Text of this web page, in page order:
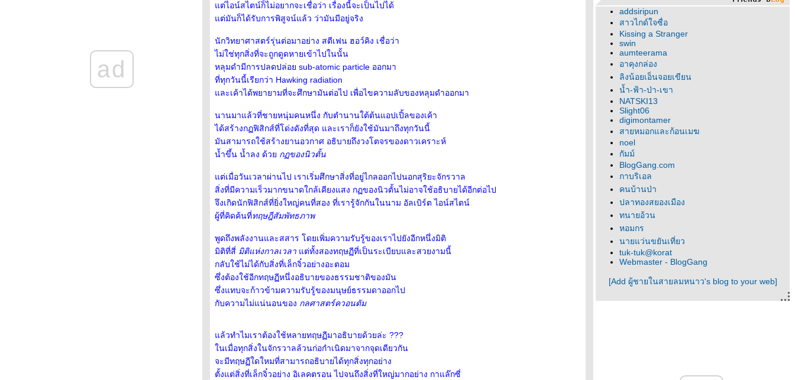
ช่องเย็น : นกปรอดภูเขา
ช่องเย็น : นกหัวขวานจิ๋วท้องลา
ช่องเย็น : นกกระจ้อยคอขาว
ad
ต่ไอน์สไตน์ก็ไม่อยากจะเชื่อว่า เรื่องนี้จะเป็นไปได้
ต่มันก็ได้รับการพิสูจน์แล้ว ว่ามันมีอยู่จริง
นักวิทยาศาสตร์รุ่นต่อมาอย่าง สตีเฟน ฮอว์คิง เชื่อว่า
ไม่ใช่ทุกสิ่งที่จะถูกดูดหายเข้าไปในนั้น
หลุมดำมีการปลดปล่อย sub-atomic particle ออกมา
ที่ทุกวันนี้เรียกว่า Hawking radiation
ละเค้าได้พยายามที่จะศึกษามันต่อไป เพื่อไขความลับของหลุมดำออกมา
นานมาแล้วที่ชายหนุ่มคนหนึ่ง กับตำนานใต้ต้นแอปเปิ้ลของเค้า
ได้สร้างกฏฟิสิกส์ที่โด่งดังที่สุด และเราก็ยังใช้มันมาถึงทุกวันนี้
มันสามารถใช้สร้างยานอวกาศ อธิบายถึงวงโตจรของดาวเคราะห์
น้ำขึ้น น้ำลง ด้ว กฏของนิวตั้น
ต่เมื่อวันเวลาผ่านไป เราเริ่มศึกษาสิ่งที่อยู่ไกลออกไปนอกสุริยะจักรวาล
สิ่งที่มีความเร็วมากขนาดใกล้เคียงแสง กฏของนิวตั้นไม่อาจใช้อธิบายได้อีกต่อไป
จึงเกิดนักฟิสิกส์ที่ยิ่งใหญ่คนที่สอง ที่เรารู้จักกันในนาม อัลเบิร์ต ไอน์สไตน์
ผู้ที่คิดค้นที่ทฤษฎีสัมพัทธภาพ
พูดถึงพลังงานและสสาร โดยเพิ่มความรับรู้ของเราไปยังอีกหนึ่งมิติ
มิติที่สี่ มิติแห่งกาลเวลา ต่ทั้งสองทฤษฏีที่เป็นระเบียบและสวยงามนี้
กลับใช้ไม่ได้กับสิ่งที่เล็กจิ๋วอย่างอะตอม
ซึ่งต้องใช้อีกทฤษฏีหนึ่งอธิบายของธรรมชาติของมัน
ซึ่งแทบจะก้าวข้ามความรับรู้ของมนุษย์ธรรมดาออกไป
กับความไม่แน่นอนของ กลศาสตร์ควอนตัม
ล้วทำไมเราต้องใช้หลายทฤษฏีมาอธิบายด้วยล่ะ ???
นเมื่อทุกสิ่งในจักรวาลล้วนก่อกำเนิดมาจากจุดเดียวกัน
จะมีทฤษฏีใดใหมที่สามารถอธิบายได้ทุกสิ่งทุกอย่าง
ตั้งแต่สิ่งที่เล็กจิ๋วอย่าง อิเลคตรอน ไปจนถึงสิ่งที่ใหญ่มากอย่าง กาแล๊กซี่
addsiripun
สาวไกด์ใจซื่อ
Kissing a Stranger
swin
aumteerama
อาคุงกล่อง
ลิงน้อยเอ็นจอยเขียน
น้ำ-ฟ้า-ป่า-เขา
NATSKI13
Slight06
digimontamer
สายหมอกและก้อนเมฆ
noel
กัมม์
BlogGang.com
กาบริเอล
คนบ้านป่า
ปลาทองสยองเมือง
ทนายอ้วน
หอมกร
นายแว่นขยันเที่ยว
tuk-tuk@korat
Webmaster - BlogGang
[Add ผู้ชายในสายลมหนาว's blog to your web]